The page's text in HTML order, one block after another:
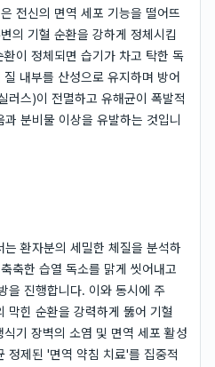
전신의 면역 세포 기능을 떨어뜨
의 기혈 순환을 강하게 정체시킵
이 정체되면 습기가 차고 탁한 독
내부를 산성으로 유지하며 방어
러스)이 전멸하고 유해균이 폭발적
분비물 이상을 유발하는 것입니
환자분의 세밀한 체질을 분석하
축한 습열 독소를 맑게 씻어내고
을 진행합니다. 이와 동시에 주
막힌 순환을 강력하게 뚫어 기혈
기 장벽의 소염 및 면역 세포 활성
정제된 '면역 약침 치료'를 집중적